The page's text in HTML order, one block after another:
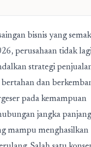
bisnis yang
perusahaan tidak
strategi
dan
pada kemampuan
jangka
mampu menghasilkan